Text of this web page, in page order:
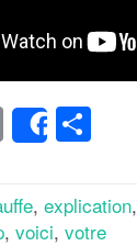
Email
Share
, explication,
, voici, votre